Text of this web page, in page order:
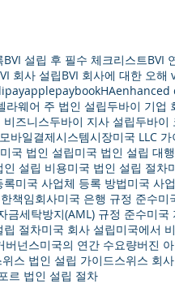
BVI 설립 후 필수 체크리스트BVI
회사 설립BVI 회사에 대한 오해
applepaybookHAenhanced
라웨어 주 법인 설립두바이 기업
비즈니스두바이 지사 설립두바이
모바일결제시스템시장미국 LLC 가
미국 법인 설립미국 법인 설립 대
인 설립 비용미국 법인 설립 절차
록미국 사업체 등록 방법미국 사
책임회사미국 은행 규정 준수미
금세탁방지(AML) 규정 준수미국
립 절차미국 회사 설립미국에서
버넌스미국의 연간 수요량버진
위스 법인 설립 가이드스위스 회
르 법인 설립 절차